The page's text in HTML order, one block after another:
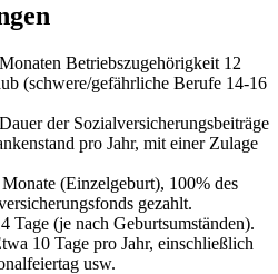
Betriebszugehörigkeit 12
(schwere/gefährliche Berufe 14-16
der Sozialversicherungsbeiträge
pro Jahr, mit einer Zulage
(Einzelgeburt), 100% des
gezahlt.
Tage (je nach Geburtsumständen).
10 Tage pro Jahr, einschließlich
usw.